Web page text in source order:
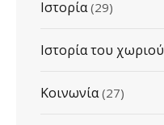
Ιστορία (29)
Ιστορία του χωριού
Κοινωνία (27)